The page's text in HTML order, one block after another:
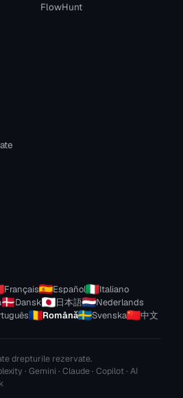
FlowHunt
Français Español
Italiano
Dansk 日本語
Nederlands
Română Svenska 中文
drepturile rezervate.
· Gemini · Claude · Copilot · AI